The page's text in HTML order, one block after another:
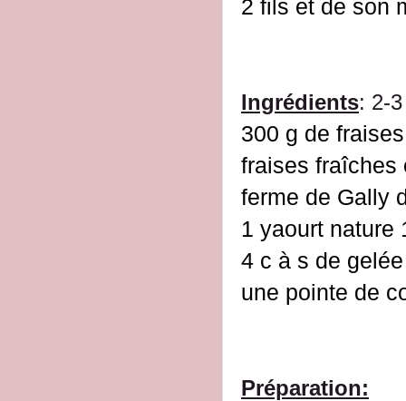
2 fils et de son
Ingrédients: 2-
300 g de
fraises fraîches
ferme de Gally
1 yaourt nature
4 c à s de
une pointe de
Préparation: